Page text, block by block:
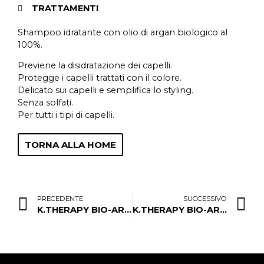
TRATTAMENTI
Shampoo idratante con olio di argan biologico al
100%.
Previene la disidratazione dei capelli.
Protegge i capelli trattati con il colore.
Delicato sui capelli e semplifica lo styling.
Senza solfati.
Per tutti i tipi di capelli.
TORNA ALLA HOME
PRECEDENTE
K.THERAPY BIO-ARGAN MASK
SUCCESSIVO
K.THERAPY BIO-ARGAN OIL